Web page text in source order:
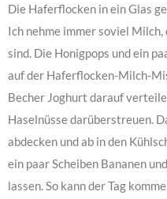
Die Haferflocken in ein Glas
Ich nehme immer soviel
sind. Die Honigpops und ein
auf der Haferflocken-Milch-
Becher Joghurt darauf
Haselnüsse darüberstreuen.
abdecken und ab in den
ein paar Scheiben Bananen
lassen. So kann der Tag